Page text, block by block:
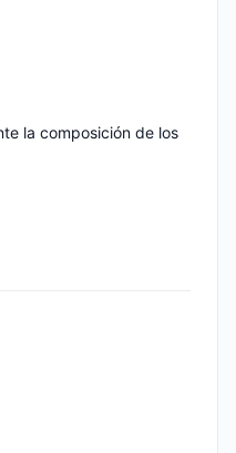
la composición de los